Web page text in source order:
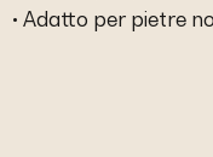
• Adatto per pietre